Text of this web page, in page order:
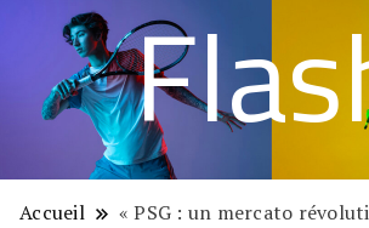
Accueil « PSG : un mercato